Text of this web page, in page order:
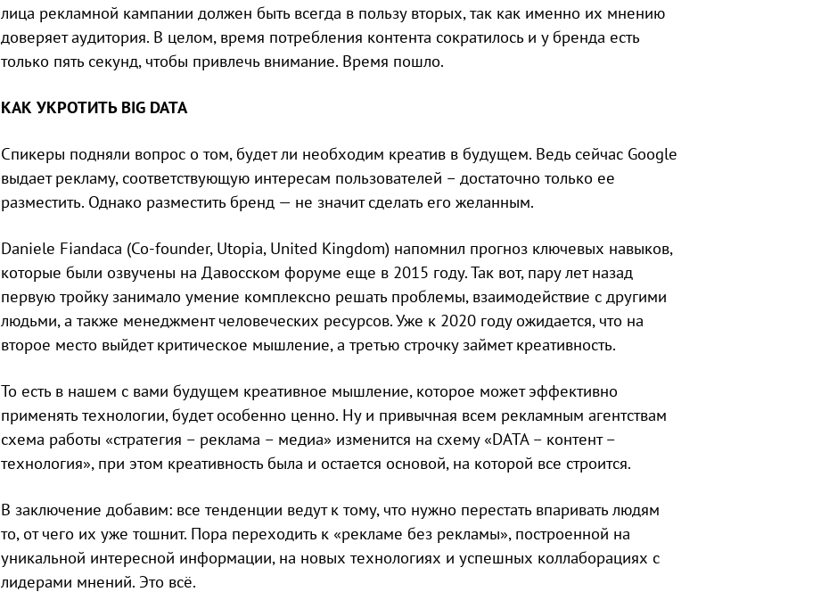
лица рекламной кампании должен быть всегда в пользу вторых, так как именно их мнению
доверяет аудитория. В целом, время потребления контента сократилось и у бренда есть
только пять секунд, чтобы привлечь внимание. Время пошло.
КАК УКРОТИТЬ BIG DATA
Спикеры подняли вопрос о том, будет ли необходим креатив в будущем. Ведь сейчас Google
выдает рекламу, соответствующую интересам пользователей – достаточно только ее
разместить. Однако разместить бренд — не значит сделать его желанным.
Daniele Fiandaca (Co-founder, Utopia, United Kingdom) напомнил прогноз ключевых навыков,
которые были озвучены на Давосском форуме еще в 2015 году. Так вот, пару лет назад
первую тройку занимало умение комплексно решать проблемы, взаимодействие с другими
людьми, а также менеджмент человеческих ресурсов. Уже к 2020 году ожидается, что на
второе место выйдет критическое мышление, а третью строчку займет креативность.
То есть в нашем с вами будущем креативное мышление, которое может эффективно
применять технологии, будет особенно ценно. Ну и привычная всем рекламным агентствам
схема работы «стратегия – реклама – медиа» изменится на схему «DATA – контент –
технология», при этом креативность была и остается основой, на которой все строится.
В заключение добавим: все тенденции ведут к тому, что нужно перестать впаривать людям
то, от чего их уже тошнит. Пора переходить к «рекламе без рекламы», построенной на
уникальной интересной информации, на новых технологиях и успешных коллаборациях с
лидерами мнений. Это всё.